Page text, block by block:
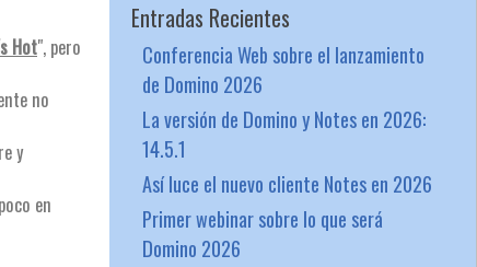
Hot", pero
no
y
en
Entradas Recientes
Conferencia Web sobre el lanzamiento
de Domino 2026
La versión de Domino y Notes en 2026:
14.5.1
Así luce el nuevo cliente Notes en 2026
Primer webinar sobre lo que será
Domino 2026